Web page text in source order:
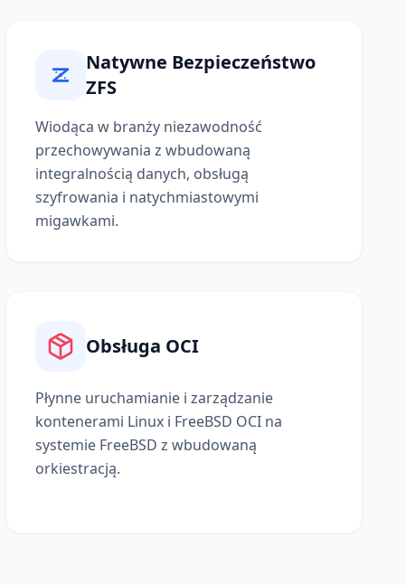
Natywne Bezpieczeństwo
ZFS
Wiodąca w branży niezawodność
przechowywania z wbudowaną
integralnością danych, obsługą
szyfrowania i natychmiastowymi
migawkami.
Obsługa OCI
Płynne uruchamianie i zarządzanie
kontenerami Linux i FreeBSD OCI na
systemie FreeBSD z wbudowaną
orkiestracją.